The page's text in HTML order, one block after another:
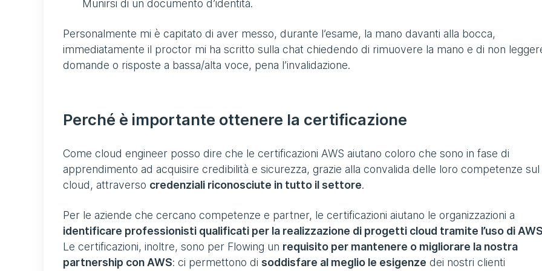
Munirsi di un documento d’identità.
Personalmente mi è capitato di aver messo, durante l’esame, la mano davanti alla bocca,
immediatamente il proctor mi ha scritto sulla chat chiedendo di rimuovere la mano e di non
domande o risposte a bassa/alta voce, pena l’invalidazione.
Perché è importante ottenere la certificazione
Come cloud engineer posso dire che le certificazioni AWS aiutano coloro che sono in fase di
apprendimento ad acquisire credibilità e sicurezza, grazie alla convalida delle loro competenze sul
cloud, attraverso credenziali riconosciute in tutto il settore.
Per le aziende che cercano competenze e partner, le certificazioni aiutano le organizzazioni a
identificare professionisti qualificati per la realizzazione di progetti cloud tramite l’uso di AWS
Le certificazioni, inoltre, sono per Flowing un requisito per mantenere o migliorare la nostra
partnership con AWS: ci permettono di soddisfare al meglio le esigenze dei nostri clienti